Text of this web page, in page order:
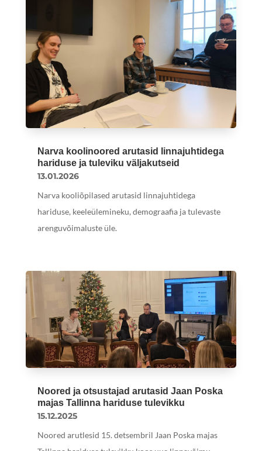
Narva koolinoored arutasid linnajuhtidega
hariduse ja tuleviku väljakutseid
13.01.2026
Narva kooliõpilased arutasid linnajuhtidega
hariduse, keeleülemineku, demograafia ja tulevaste
arenguvõimaluste üle.
Noored ja otsustajad arutasid Jaan Poska
majas Tallinna hariduse tulevikku
15.12.2025
Noored arutlesid 15. detsembril Jaan Poska majas